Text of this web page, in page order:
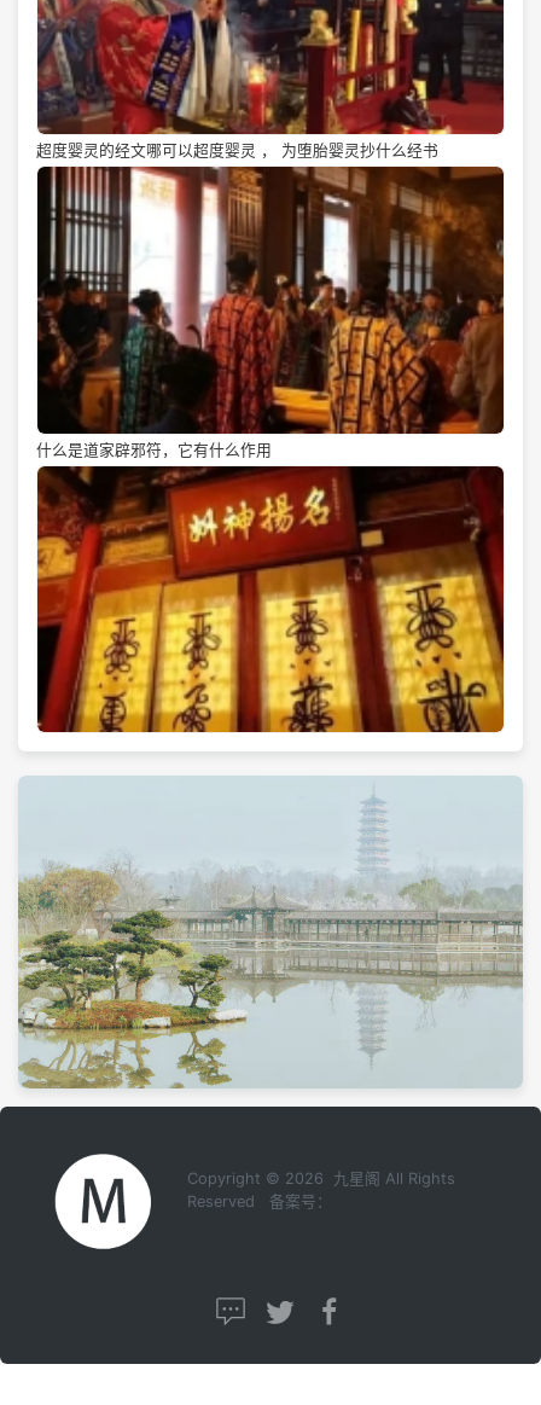
超度婴灵的经文哪可以超度婴灵 ， 为堕胎婴灵抄什么经书
什么是道家辟邪符，它有什么作用
Copyright © 2026 九星阁 All Rights
Reserved 备案号：